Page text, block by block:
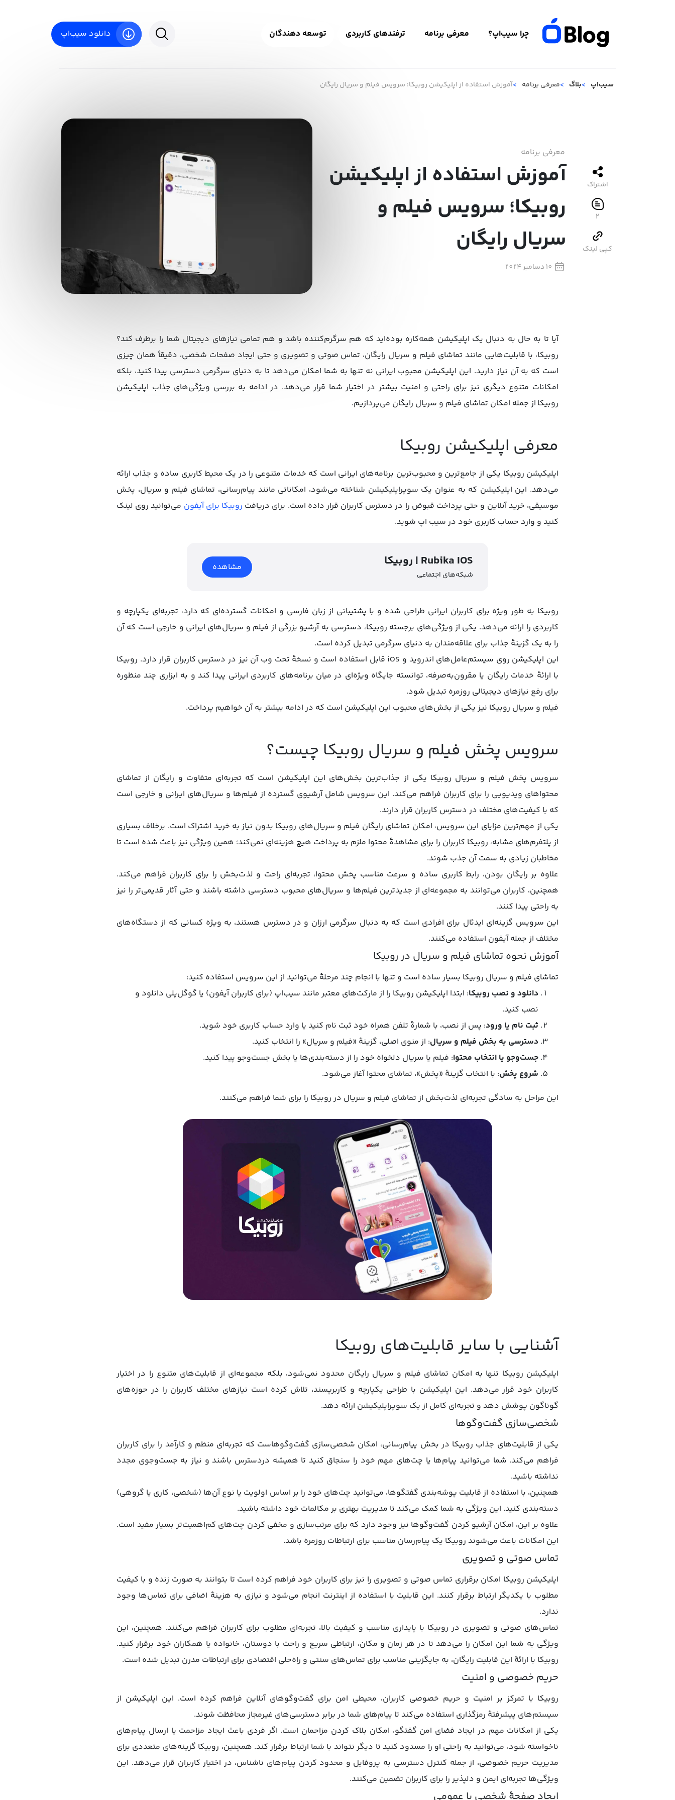
چرا سیب‌اپ؟ معرفی برنامه ترفندهای کاربردی توسعه دهندگان دانلود سیب‌اپ
سیب‌اپ بلاگ معرفی برنامه آموزش استفاده از اپلیکیشن روبیکا؛ سرویس فیلم و سریال رایگان
معرفی برنامه
آموزش استفاده از اپلیکیشن
روبیکا؛ سرویس فیلم و
سریال رایگان
10 دسامبر 2024
اشتراک
2
کپی لینک
آیا تا به حال به دنبال یک اپلیکیشن همه‌کاره بوده‌اید که هم سرگرم‌کننده باشد و هم تمامی نیازهای دیجیتال شما را برطرف کند؟
روبیکا، با قابلیت‌هایی مانند تماشای فیلم و سریال رایگان، تماس صوتی و تصویری و حتی ایجاد صفحات شخصی، دقیقاً همان چیزی
است که به آن نیاز دارید. این اپلیکیشن محبوب ایرانی نه تنها به شما امکان می‌دهد تا به دنیای سرگرمی دسترسی پیدا کنید، بلکه
امکانات متنوع دیگری نیز برای راحتی و امنیت بیشتر در اختیار شما قرار می‌دهد. در ادامه به بررسی ویژگی‌های جذاب اپلیکیشن
روبیکا از جمله امکان تماشای فیلم و سریال رایگان می‌پردازیم.
معرفی اپلیکیشن روبیکا
اپلیکیشن روبیکا یکی از جامع‌ترین و محبوب‌ترین برنامه‌های ایرانی است که خدمات متنوعی را در یک محیط کاربری ساده و جذاب ارائه
می‌دهد. این اپلیکیشن که به‌ عنوان یک سوپراپلیکیشن شناخته می‌شود، امکاناتی مانند پیام‌رسانی، تماشای فیلم و سریال، پخش
موسیقی، خرید آنلاین و حتی پرداخت قبوض را در دسترس کاربران قرار داده است. برای دریافت روبیکا برای آیفون می‌توانید روی لینک
کنید و وارد حساب کاربری خود در سیب اپ شوید.
روبیکا | Rubika IOS
شبکه‌های اجتماعی
مشاهده
روبیکا به طور ویژه برای کاربران ایرانی طراحی شده و با پشتیبانی از زبان فارسی و امکانات گسترده‌ای که دارد، تجربه‌ای یکپارچه و
کاربردی را ارائه می‌دهد. یکی از ویژگی‌های برجسته روبیکا، دسترسی به آرشیو بزرگی از فیلم و سریال‌های ایرانی و خارجی است که آن
را به یک گزینهٔ جذاب برای علاقه‌مندان به دنیای سرگرمی تبدیل کرده است.
این اپلیکیشن روی سیستم‌عامل‌های اندروید و iOS قابل استفاده است و نسخهٔ تحت وب آن نیز در دسترس کاربران قرار دارد. روبیکا
با ارائهٔ خدمات رایگان یا مقرون‌به‌صرفه، توانسته جایگاه ویژه‌ای در میان برنامه‌های کاربردی ایرانی پیدا کند و به ابزاری چند منظوره
برای رفع نیازهای دیجیتالی روزمره تبدیل شود.
فیلم و سریال روبیکا نیز یکی از بخش‌های محبوب این اپلیکیشن است که در ادامه بیشتر به آن خواهیم پرداخت.
سرویس پخش فیلم و سریال روبیکا چیست؟
سرویس پخش فیلم و سریال روبیکا یکی از جذاب‌ترین بخش‌های این اپلیکیشن است که تجربه‌ای متفاوت و رایگان از تماشای
محتواهای ویدیویی را برای کاربران فراهم می‌کند. این سرویس شامل آرشیوی گسترده از فیلم‌ها و سریال‌های ایرانی و خارجی است
که با کیفیت‌های مختلف در دسترس کاربران قرار دارند.
یکی از مهم‌ترین مزایای این سرویس، امکان تماشای رایگان فیلم و سریال‌های روبیکا بدون نیاز به خرید اشتراک است. برخلاف بسیاری
از پلتفرم‌های مشابه، روبیکا کاربران را برای مشاهدهٔ محتوا ملزم به پرداخت هیچ هزینه‌ای نمی‌کند؛ همین ویژگی نیز باعث شده است تا
مخاطبان زیادی به سمت آن جذب شوند.
علاوه بر رایگان بودن، رابط کاربری ساده و سرعت مناسب پخش محتوا، تجربه‌ای راحت و لذت‌بخش را برای کاربران فراهم می‌کند.
همچنین، کاربران می‌توانند به مجموعه‌ای از جدیدترین فیلم‌ها و سریال‌های محبوب دسترسی داشته باشند و حتی آثار قدیمی‌تر را نیز
به راحتی پیدا کنند.
این سرویس گزینه‌ای ایدئال برای افرادی است که به دنبال سرگرمی ارزان و در دسترس هستند، به ویژه کسانی که از دستگاه‌های
مختلف از جمله آیفون استفاده می‌کنند.
آموزش نحوه تماشای فیلم و سریال در روبیکا
تماشای فیلم و سریال روبیکا بسیار ساده است و تنها با انجام چند مرحلهٔ می‌توانید از این سرویس استفاده کنید:
دانلود و نصب روبیکا: ابتدا اپلیکیشن روبیکا را از مارکت‌های معتبر مانند سیب‌اپ (برای کاربران آیفون) یا گوگل‌پلی دانلود و
نصب کنید.
ثبت نام یا ورود: پس از نصب، با شمارهٔ تلفن همراه خود ثبت نام کنید یا وارد حساب کاربری خود شوید.
دسترسی به بخش فیلم و سریال: از منوی اصلی، گزینهٔ «فیلم و سریال» را انتخاب کنید.
جست‌وجو یا انتخاب محتوا: فیلم یا سریال دلخواه خود را از دسته‌بندی‌ها یا بخش جست‌وجو پیدا کنید.
شروع پخش: با انتخاب گزینهٔ «پخش»، تماشای محتوا آغاز می‌شود.
این مراحل به سادگی تجربه‌ای لذت‌بخش از تماشای فیلم و سریال در روبیکا را برای شما فراهم می‌کنند.
آشنایی با سایر قابلیت‌های روبیکا
اپلیکیشن روبیکا تنها به امکان تماشای فیلم و سریال رایگان محدود نمی‌شود، بلکه مجموعه‌ای از قابلیت‌های متنوع را در اختیار
کاربران خود قرار می‌دهد. این اپلیکیشن با طراحی یکپارچه و کاربرپسند، تلاش کرده است نیازهای مختلف کاربران را در حوزه‌های
گوناگون پوشش دهد و تجربه‌ای کامل از یک سوپراپلیکیشن ارائه دهد.
شخصی‌سازی گفت‌وگو‌ها
یکی از قابلیت‌های جذاب روبیکا در بخش پیام‌رسانی، امکان شخصی‌سازی گفت‌وگوهاست که تجربه‌ای منظم و کارآمد را برای کاربران
فراهم می‌کند. شما می‌توانید پیام‌ها یا چت‌های مهم خود را سنجاق کنید تا همیشه دردسترس باشند و نیاز به جست‌وجوی مجدد
نداشته باشید.
همچنین، با استفاده از قابلیت پوشه‌بندی گفتگوها، می‌توانید چت‌های خود را بر اساس اولویت یا نوع آن‌ها (شخصی، کاری یا گروهی)
دسته‌بندی کنید. این ویژگی به شما کمک می‌کند تا مدیریت بهتری بر مکالمات خود داشته باشید.
علاوه بر این، امکان آرشیو کردن گفت‌وگوها نیز وجود دارد که برای مرتب‌سازی و مخفی کردن چت‌های کم‌اهمیت‌تر بسیار مفید است.
این امکانات باعث می‌شوند روبیکا یک پیام‌رسان مناسب برای ارتباطات روزمره باشد.
تماس صوتی و تصویری
اپلیکیشن روبیکا امکان برقراری تماس صوتی و تصویری را نیز برای کاربران خود فراهم کرده است تا بتوانند به صورت زنده و با کیفیت
مطلوب با یکدیگر ارتباط برقرار کنند. این قابلیت با استفاده از اینترنت انجام می‌شود و نیازی به هزینهٔ اضافی برای تماس‌ها وجود
ندارد.
تماس‌های صوتی و تصویری در روبیکا با پایداری مناسب و کیفیت بالا، تجربه‌ای مطلوب برای کاربران فراهم می‌کنند. همچنین، این
ویژگی به شما این امکان را می‌دهد تا در هر زمان و مکان، ارتباطی سریع و راحت با دوستان، خانواده یا همکاران خود برقرار کنید.
روبیکا با ارائهٔ این قابلیت رایگان، به جایگزینی مناسب برای تماس‌های سنتی و راه‌حلی اقتصادی برای ارتباطات مدرن تبدیل شده است.
حریم خصوصی و امنیت
روبیکا با تمرکز بر امنیت و حریم خصوصی کاربران، محیطی امن برای گفت‌وگوهای آنلاین فراهم کرده است. این اپلیکیشن از
سیستم‌های پیشرفتهٔ رمزگذاری استفاده می‌کند تا پیام‌های شما در برابر دسترسی‌های غیرمجاز محافظت شوند.
یکی از امکانات مهم در ایجاد فضای امن گفتگو، امکان بلاک کردن مزاحمان است. اگر فردی باعث ایجاد مزاحمت یا ارسال پیام‌های
ناخواسته شود، می‌توانید به راحتی او را مسدود کنید تا دیگر نتواند با شما ارتباط برقرار کند. همچنین، روبیکا گزینه‌های متعددی برای
مدیریت حریم خصوصی، از جمله کنترل دسترسی به پروفایل و محدود کردن پیام‌های ناشناس، در اختیار کاربران قرار می‌دهد. این
ویژگی‌ها تجربه‌ای ایمن و دلپذیر را برای کاربران تضمین می‌کنند.